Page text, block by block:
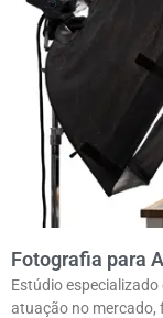
Fotografia para
Estúdio especializado
atuação no mercado,